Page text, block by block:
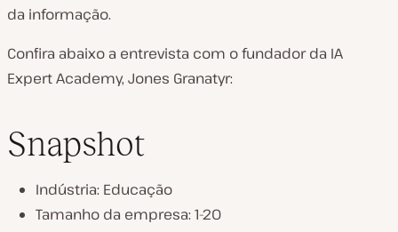
da informação.
Confira abaixo a entrevista com o fundador da IA
Expert Academy, Jones Granatyr:
Snapshot
Indústria: Educação
Tamanho da empresa: 1-20